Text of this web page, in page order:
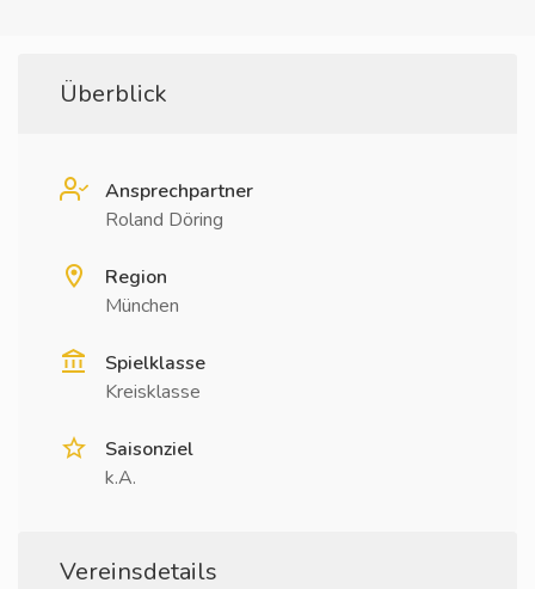
Überblick
Ansprechpartner
Roland Döring
Region
München
Spielklasse
Kreisklasse
Saisonziel
k.A.
Vereinsdetails